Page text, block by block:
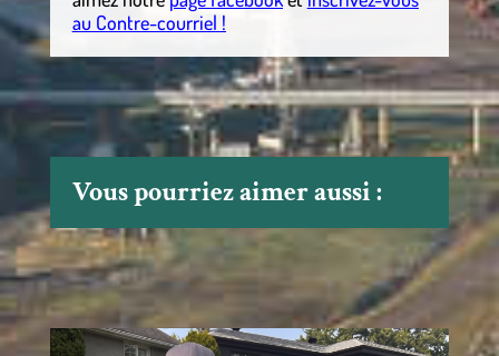
au Contre-courriel !
Vous pourriez aimer aussi :